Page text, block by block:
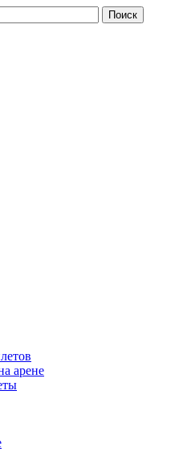
арене